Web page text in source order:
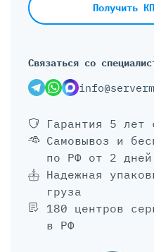
Получить
Связаться со
Гарантия 5 лет
Самовывоз и
по РФ от 2 дней
Надежная
груза
180 центров
в РФ